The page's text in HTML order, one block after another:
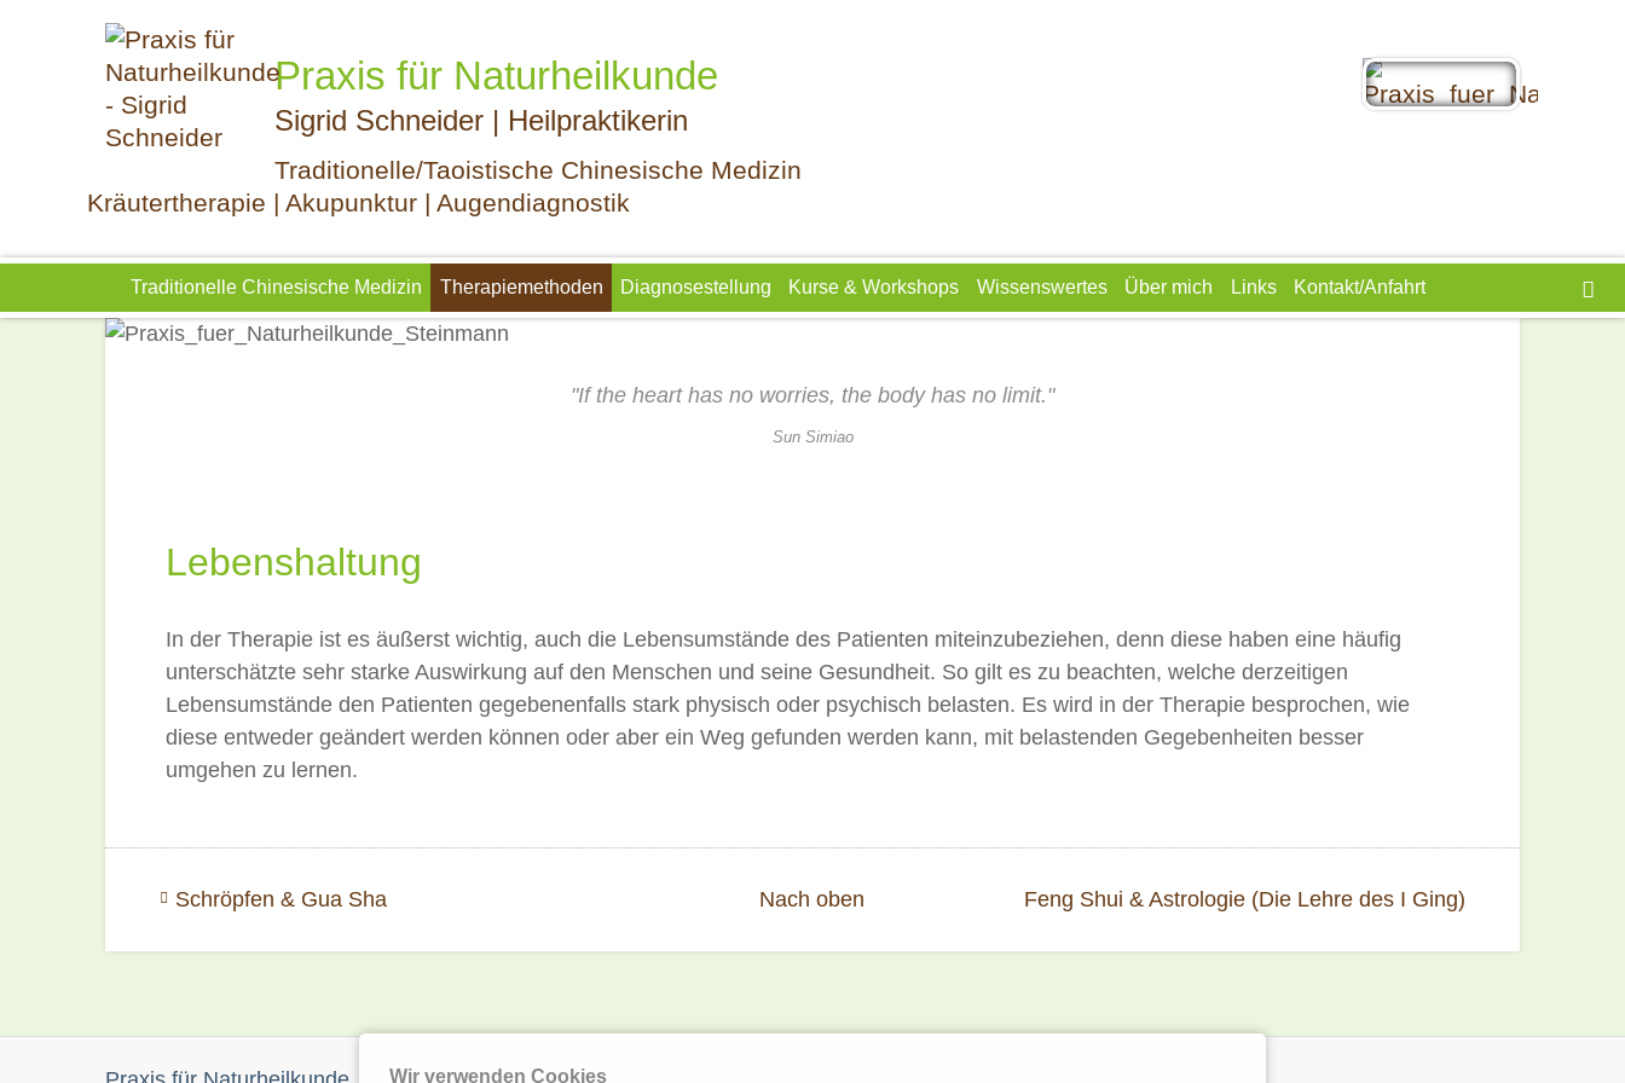
Praxis für Naturheilkunde
Sigrid Schneider | Heilpraktikerin
Traditionelle/Taoistische Chinesische Medizin
Kräutertherapie | Akupunktur | Augendiagnostik
überspringen
Traditionelle Chinesische Medizin Therapiemethoden Diagnosestellung Kurse & Workshops Wissenswertes Über mich Links Kontakt/Anfahrt
"If the heart has no worries, the body has no limit."
Sun Simiao
Lebenshaltung
In der Therapie ist es äußerst wichtig, auch die Lebensumstände des Patienten miteinzubeziehen, denn diese haben eine häufig
unterschätzte sehr starke Auswirkung auf den Menschen und seine Gesundheit. So gilt es zu beachten, welche derzeitigen
Lebensumstände den Patienten gegebenenfalls stark physisch oder psychisch belasten. Es wird in der Therapie besprochen, wie
diese entweder geändert werden können oder aber ein Weg gefunden werden kann, mit belastenden Gegebenheiten besser
umgehen zu lernen.
Schröpfen & Gua Sha Nach oben Feng Shui & Astrologie (Die Lehre des I Ging)
Wir verwenden Cookies